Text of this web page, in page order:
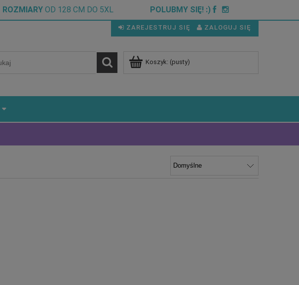
ZAREJESTRUJ SIĘ ZALOGUJ SIĘ
Koszyk: (pusty)
ROZMIARY OD 128 CM DO 5XL POLUBMY SIĘ! :)